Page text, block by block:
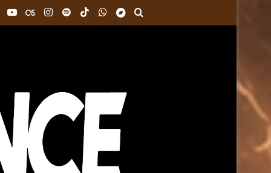
YouTubeLast.FMInstagram
SpotifyTikTokWhatsApp
Bandcamp